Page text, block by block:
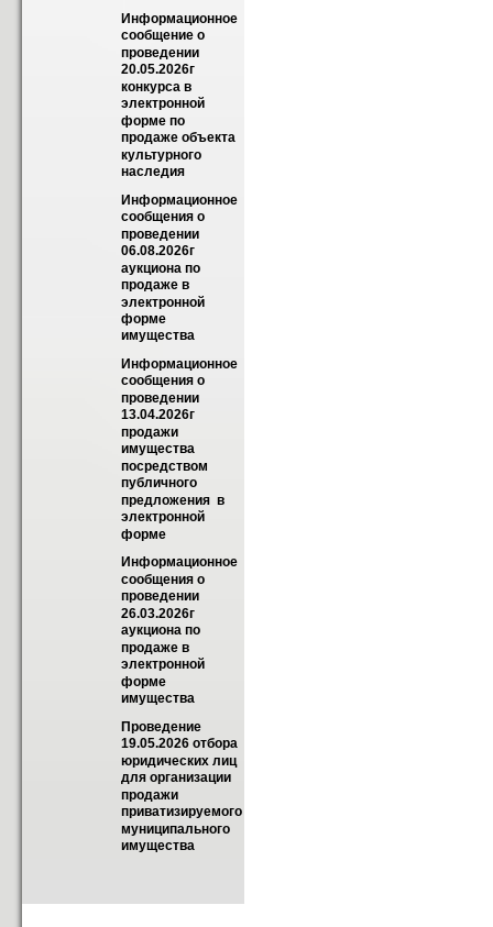
Информационное
сообщение о
проведении
20.05.2026г
конкурса в
электронной
форме по
продаже объекта
культурного
наследия
Информационное
сообщения о
проведении
06.08.2026г
аукциона по
продаже в
электронной
форме
имущества
Информационное
сообщения о
проведении
13.04.2026г
продажи
имущества
посредством
публичного
предложения  в
электронной
форме
Информационное
сообщения о
проведении
26.03.2026г
аукциона по
продаже в
электронной
форме
имущества
Проведение
19.05.2026 отбора
юридических лиц
для организации
продажи
приватизируемого
муниципального
имущества